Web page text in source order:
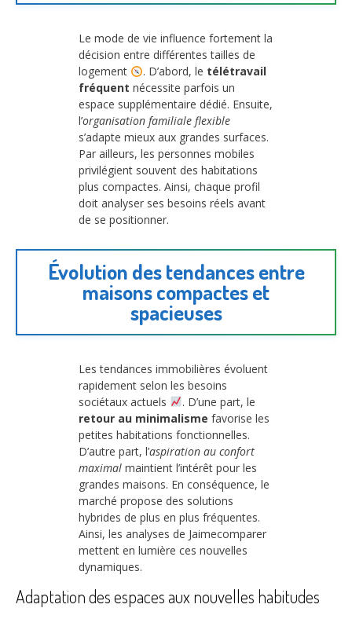
Le mode de vie influence fortement la
décision entre différentes tailles de
logement
. D’abord, le télétravail
fréquent nécessite parfois un
espace supplémentaire dédié. Ensuite,
l’organisation familiale flexible
s’adapte mieux aux grandes surfaces.
Par ailleurs, les personnes mobiles
privilégient souvent des habitations
plus compactes. Ainsi, chaque profil
doit analyser ses besoins réels avant
de se positionner.
Évolution des tendances entre
maisons compactes et
spacieuses
Les tendances immobilières évoluent
rapidement selon les besoins
sociétaux actuels
. D’une part, le
retour au minimalisme favorise les
petites habitations fonctionnelles.
D’autre part, l’aspiration au confort
maximal maintient l’intérêt pour les
grandes maisons. En conséquence, le
marché propose des solutions
hybrides de plus en plus fréquentes.
Ainsi, les analyses de Jaimecomparer
mettent en lumière ces nouvelles
dynamiques.
Adaptation des espaces aux nouvelles habitudes